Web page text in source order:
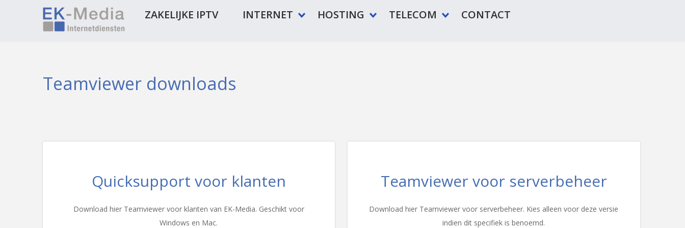
ZAKELIJKE IPTV INTERNET HOSTING TELECOM CONTACT
Teamviewer downloads
Quicksupport voor klanten
Download hier Teamviewer voor klanten van EK-Media. Geschikt voor
Windows en Mac.
Teamviewer voor serverbeheer
Download hier Teamviewer voor serverbeheer. Kies alleen voor deze versie
indien dit specifiek is benoemd.